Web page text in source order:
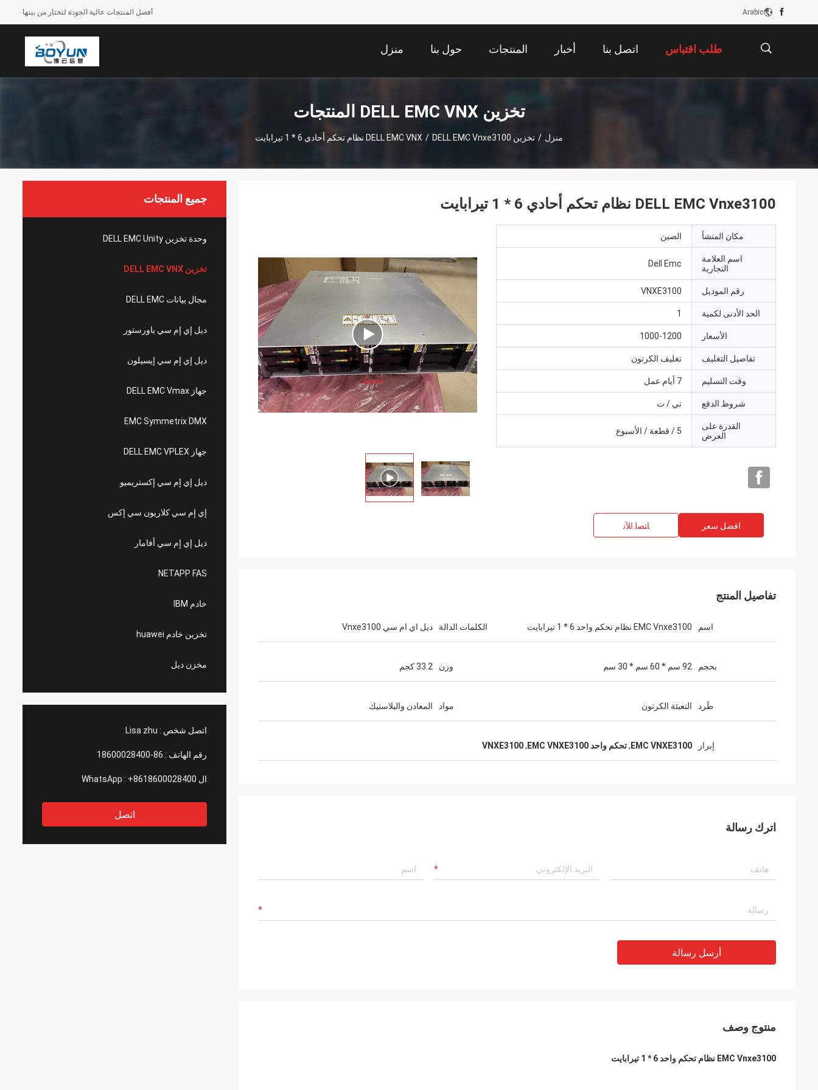
أفضل المنتجات عالية الجودة لتختار من بينها Arabic
منزل حول بنا المنتجات أخبار اتصل بنا طلب اقتباس
تخزين DELL EMC VNX المنتجات
منزل / تخزين DELL EMC VNX / DELL EMC Vnxe3100 نظام تحكم أحادي 6 * 1 تيرابايت
جميع المنتجات
وحدة تخزين DELL EMC Unity
تخزين DELL EMC VNX
مجال بيانات DELL EMC
ديل إي إم سي باورستور
ديل إي إم سي إيسيلون
جهاز DELL EMC Vmax
EMC Symmetrix DMX
جهاز DELL EMC VPLEX
ديل إي إم سي إكستريميو
إي إم سي كلاريون سي إكس
ديل إي إم سي أفامار
NETAPP FAS
خادم IBM
تخزين خادم huawei
مخزن ديل
اتصل شخص : Lisa zhu
رقم الهاتف : 86-18600028400
ال WhatsApp : +8618600028400
اتصل
DELL EMC Vnxe3100 نظام تحكم أحادي 6 * 1 تيرابايت
مكان المنشأ الصين
اسم العلامة
التجارية
Dell Emc
رقم الموديل VNXE3100
الحد الأدنى لكمية 1
الأسعار 1000-1200
تفاصيل التغليف تغليف الكرتون
وقت التسليم 7 أيام عمل
شروط الدفع تي / ت
القدرة على
العرض
5 / قطعة / الأسبوع
افضل سعر ﺎﺘﺼﻟ ﺍﻶﻧ
تفاصيل المنتج
اسم EMC Vnxe3100 نظام تحكم واحد 6 * 1 تيرابايت الكلمات الدالة ديل اي ام سي Vnxe3100
بحجم 92 سم * 60 سم * 30 سم وزن 33.2 كجم
طَرد التعبئة الكرتون مواد المعادن والبلاستيك
إبراز EMC VNXE3100
,تحكم واحد EMC VNXE3100 ,
VNXE3100
اترك رسالة
أرسل رسالة
منتوج وصف
EMC Vnxe3100 نظام تحكم واحد 6 * 1 تيرابايت